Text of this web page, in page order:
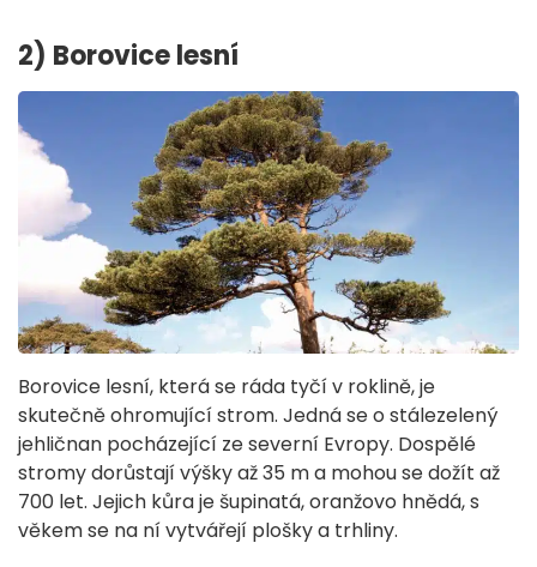
2) Borovice lesní
Borovice lesní, která se ráda tyčí v roklině, je
skutečně ohromující strom. Jedná se o stálezelený
jehličnan pocházející ze severní Evropy. Dospělé
stromy dorůstají výšky až 35 m a mohou se dožít až
700 let. Jejich kůra je šupinatá, oranžovo hnědá, s
věkem se na ní vytvářejí plošky a trhliny.